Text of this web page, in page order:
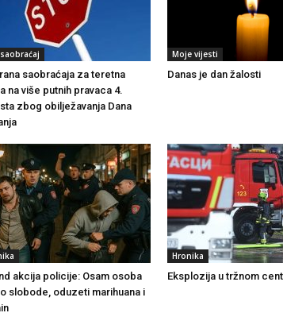
saobraćaja za teretna
na više putnih pravaca 4.
zbog obilježavanja Dana
Moje vijesti
Danas je dan žalosti
akcija policije: Osam osoba
slobode, oduzeti marihuana i
Hronika
Eksplozija u tržnom